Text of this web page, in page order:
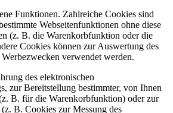
Funktionen. Zahlreiche Cookies sind
Webseitenfunktionen ohne diese
(z. B. die Warenkorbfunktion oder die
Cookies können zur Auswertung des
verwendet werden.
des elektronischen
zur Bereitstellung bestimmter, von Ihnen
B. für die Warenkorbfunktion) oder zur
B. Cookies zur Messung des